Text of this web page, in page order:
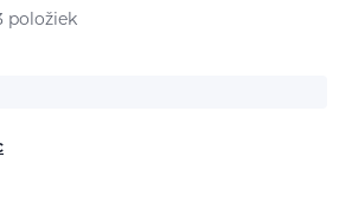
položiek